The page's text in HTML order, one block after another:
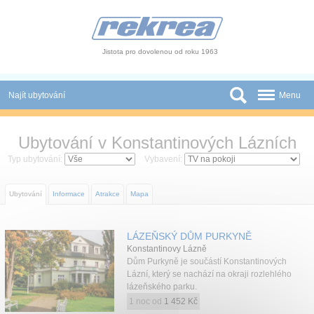
Jistota pro dovolenou od roku 1963
Najít ubytování
Slevy a Last Minute
Novinky
Atrakce
O nás
Menu
Ubytování v Konstantinových Lázních
Typ ubytování: Vybavení:
Ubytování Informace Atrakce Mapa
LÁZEŇSKÝ DŮM PURKYNĚ
Konstantinovy Lázně
Dům Purkyně je součástí Konstantinových
Lázní, který se nachází na okraji rozlehlého
lázeňského parku.
1 noc od 1 452 Kč